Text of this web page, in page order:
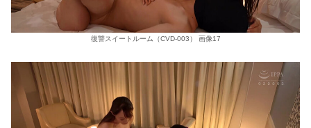
復讐スイートルーム（CVD-003） 画像17